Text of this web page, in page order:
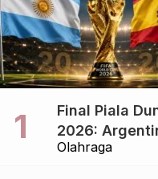
Olahraga
Final Piala
2026:
Spanyol